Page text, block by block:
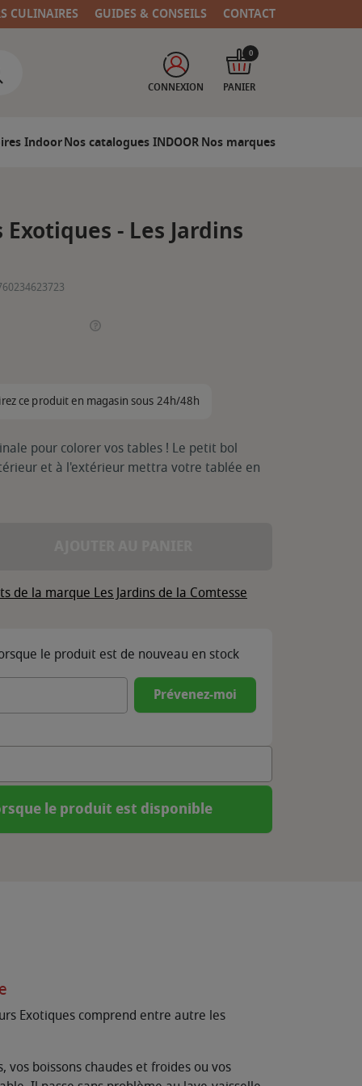
CULINAIRES GUIDES & CONSEILS CONTACT
CONNEXION PANIER
0
IndoorNos catalogues INDOORNos marques
- Les Jardins
ce produit en magasin sous 24h/48h
pour colorer vos tables ! Le petit bol
et à l'extérieur mettra votre tablée en
de la marque Les Jardins de la Comtesse
le produit est de nouveau en stock
Prévenez-moi
le produit est disponible
Exotiques comprend entre autre les
boissons chaudes et froides ou vos